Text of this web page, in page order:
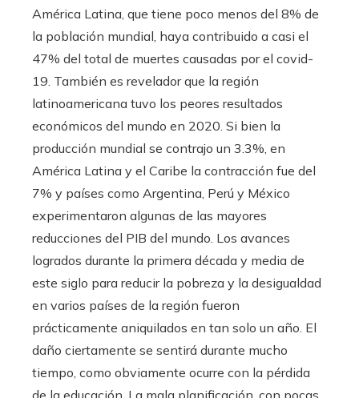
América Latina, que tiene poco menos del 8% de
la población mundial, haya contribuido a casi el
47% del total de muertes causadas por el covid-
19. También es revelador que la región
latinoamericana tuvo los peores resultados
económicos del mundo en 2020. Si bien la
producción mundial se contrajo un 3.3%, en
América Latina y el Caribe la contracción fue del
7% y países como Argentina, Perú y México
experimentaron algunas de las mayores
reducciones del PIB del mundo. Los avances
logrados durante la primera década y media de
este siglo para reducir la pobreza y la desigualdad
en varios países de la región fueron
prácticamente aniquilados en tan solo un año. El
daño ciertamente se sentirá durante mucho
tiempo, como obviamente ocurre con la pérdida
de la educación. La mala planificación, con pocas